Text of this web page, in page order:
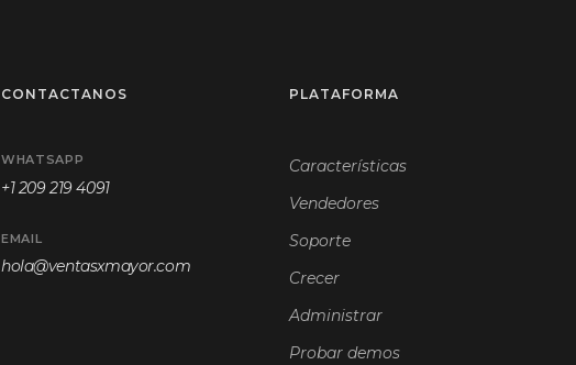
CONTACTANOS
WHATSAPP
+1 209 219 4091
EMAIL
hola@ventasxmayor.com
PLATAFORMA
Características
Vendedores
Soporte
Crecer
Administrar
Probar demos